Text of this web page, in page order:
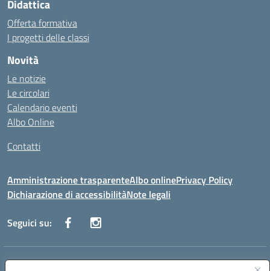
Didattica
Offerta formativa
I progetti delle classi
Novità
Le notizie
Le circolari
Calendario eventi
Albo Online
Contatti
Amministrazione trasparenteAlbo onlinePrivacy Policy
Dichiarazione di accessibilitàNote legali
Seguici su:
Indirizzo: